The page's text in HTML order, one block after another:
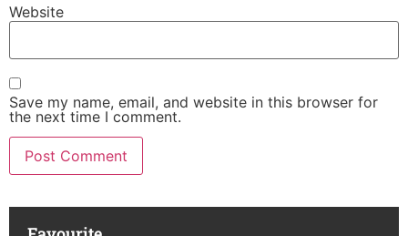
Website
Save my name, email, and website in this browser for
the next time I comment.